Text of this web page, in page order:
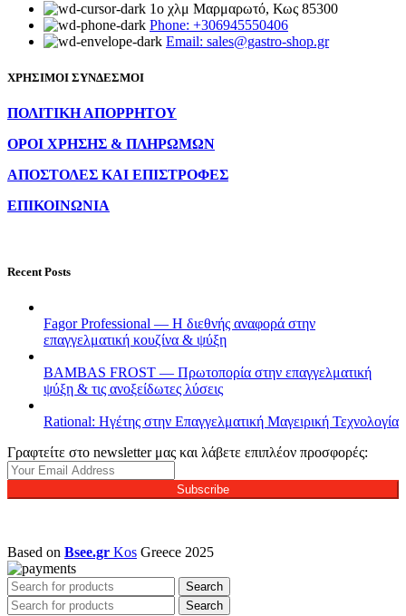
1ο χλμ Μαρμαρωτό, Κως 85300
Phone: +306945550406
Email: sales@gastro-shop.gr
ΧΡΗΣΙΜΟΙ ΣΥΝΔΕΣΜΟΙ
ΠΟΛΙΤΙΚΗ ΑΠΟΡΡΗΤΟΥ
ΟΡΟΙ ΧΡΗΣΗΣ & ΠΛΗΡΩΜΩΝ
ΑΠΟΣΤΟΛΕΣ ΚΑΙ ΕΠΙΣΤΡΟΦΕΣ
ΕΠΙΚΟΙΝΩΝΙΑ
Recent Posts
Fagor Professional — Η διεθνής αναφορά στην
επαγγελματική κουζίνα & ψύξη
BAMBAS FROST — Πρωτοπορία στην επαγγελματική
ψύξη & τις ανοξείδωτες λύσεις
Rational: Ηγέτης στην Επαγγελματική Μαγειρική Τεχνολογία
Γραφτείτε στο newsletter μας και λάβετε επιπλέον προσφορές:
Subscribe
Based on Bsee.gr Kos Greece 2025
Search
Search